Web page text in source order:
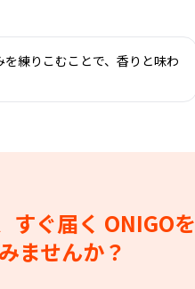
練りこむことで、香りと味わ
すぐ届く ONIGOを
ませんか？